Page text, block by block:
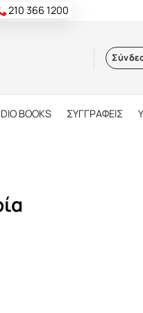
210 366 1200
BOOKS ΣΥΓΓΡΑΦΕΙΣ